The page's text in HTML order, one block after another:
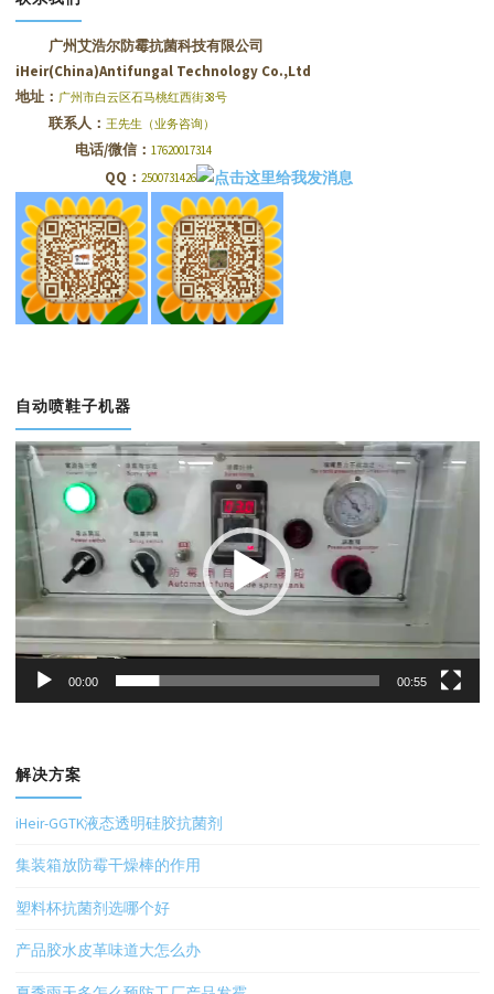
广州艾浩尔防霉抗菌科技有限公司
iHeir(China)Antifungal Technology Co.,Ltd
地址： 广州市白云区石马桃红西街38号
联系人： 王先生（业务咨询）
电话/微信： 17620017314
QQ： 2500731426
自动喷鞋子机器
视
频
播
放
器
00:00 00:55
解决方案
iHeir-GGTK液态透明硅胶抗菌剂
集装箱放防霉干燥棒的作用
塑料杯抗菌剂选哪个好
产品胶水皮革味道大怎么办